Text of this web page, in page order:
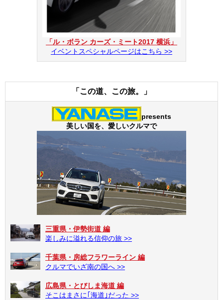
「ル・ボラン カーズ・ミート2017 横浜」
イベントスペシャルページはこちら >>
「この道、この旅。」
presents
美しい国を、愛しいクルマで
三重県・伊勢街道 編
楽しみに溢れる信仰の旅 >>
千葉県・房総フラワーライン 編
クルマでいざ南の国へ >>
広島県・とびしま海道 編
そこはまさに｢海道｣だった >>